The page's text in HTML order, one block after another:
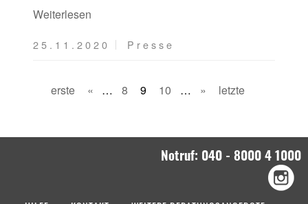
Weiterlesen
25.11.2020 Presse
erste « … 8 9 10 … » letzte
Notruf: 040 - 8000 4 1000